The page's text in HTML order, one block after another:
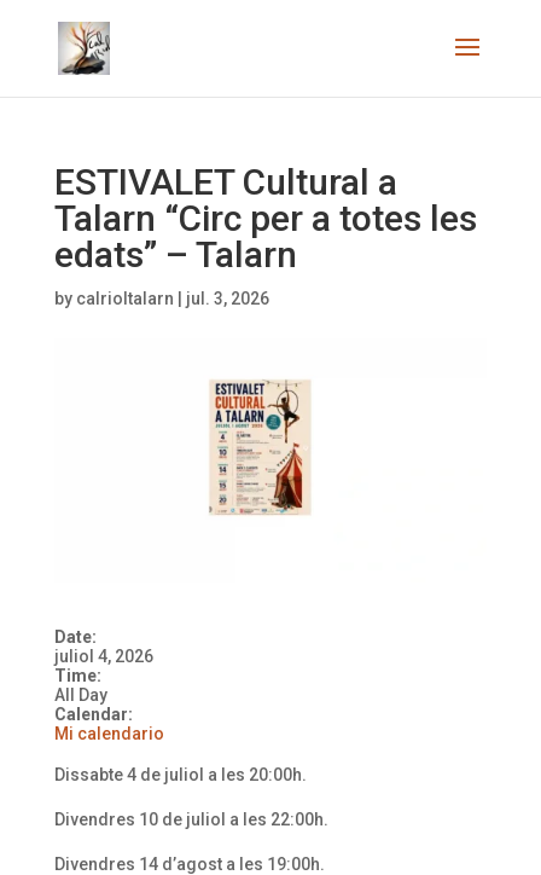
ESTIVALET Cultural a
Talarn “Circ per a totes les
edats” – Talarn
by calrioltalarn jul. 3, 2026
Date:
juliol 4, 2026
Time:
All Day
Calendar:
Mi calendario
Dissabte 4 de juliol a les 20:00h.
Divendres 10 de juliol a les 22:00h.
Divendres 14 d’agost a les 19:00h.